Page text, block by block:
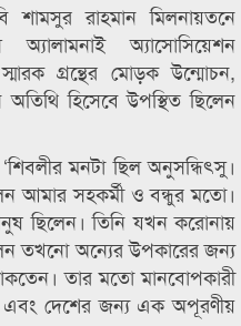
রাহমান মিলনায়তনে
অ্যালামনাই অ্যাসোসিয়েশন
গ্রন্থের মোড়ক উন্মোচন,
হিসেবে উপস্থিত ছিলেন
‘শিবলীর মনটা ছিল অনুসন্ধিৎসু।
আমার সহকর্মী ও বন্ধুর মতো।
ছিলেন। তিনি যখন করোনায়
তখনো অন্যের উপকারের জন্য
তার মতো মানবোপকারী
এবং দেশের জন্য এক অপূরণীয়